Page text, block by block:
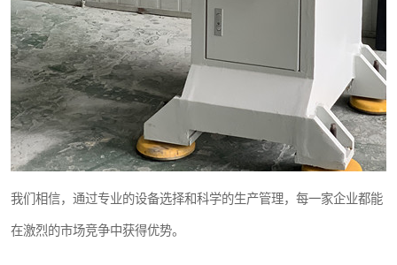
我们相信，通过专业的设备选择和科学的生产管理，每一家企业都能
在激烈的市场竞争中获得优势。